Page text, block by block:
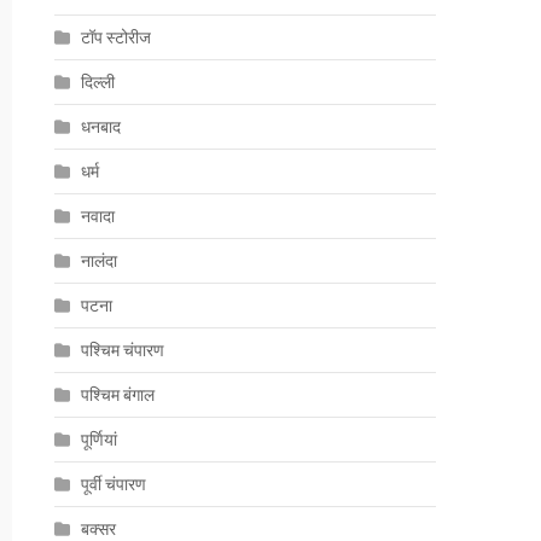
टॉप स्टोरीज
दिल्ली
धनबाद
धर्म
नवादा
नालंदा
पटना
पश्चिम चंपारण
पश्चिम बंगाल
पूर्णियां
पूर्वी चंपारण
बक्सर